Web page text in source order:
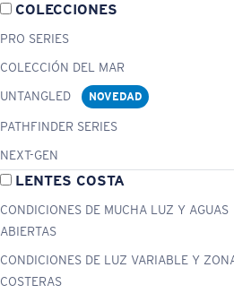
COLECCIONES
PRO SERIES
COLECCIÓN DEL MAR
UNTANGLED
NOVEDAD
PATHFINDER SERIES
NEXT-GEN
LENTES COSTA
CONDICIONES DE MUCHA LUZ Y AGUAS
ABIERTAS
CONDICIONES DE LUZ VARIABLE Y
COSTERAS